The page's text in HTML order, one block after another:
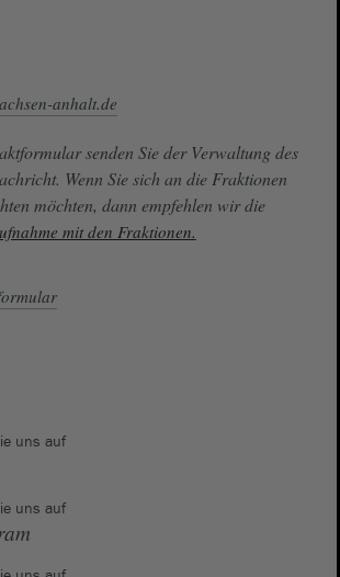
anhalt.de
senden Sie der Verwaltung des
Wenn Sie sich an die Fraktionen
möchten, dann empfehlen wir die
mit den Fraktionen.
uns auf
uns auf